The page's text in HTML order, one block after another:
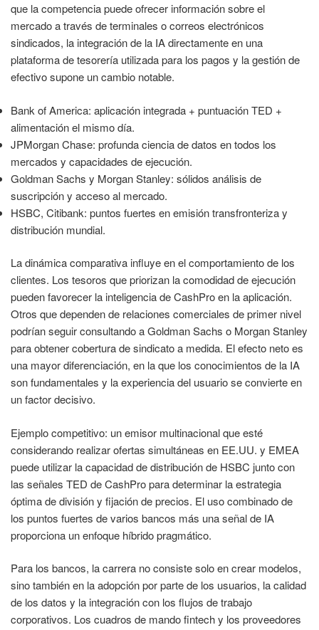
que la competencia puede ofrecer información sobre el
mercado a través de terminales o correos electrónicos
sindicados, la integración de la IA directamente en una
plataforma de tesorería utilizada para los pagos y la gestión de
efectivo supone un cambio notable.
Bank of America: aplicación integrada + puntuación TED +
alimentación el mismo día.
JPMorgan Chase: profunda ciencia de datos en todos los
mercados y capacidades de ejecución.
Goldman Sachs y Morgan Stanley: sólidos análisis de
suscripción y acceso al mercado.
HSBC, Citibank: puntos fuertes en emisión transfronteriza y
distribución mundial.
La dinámica comparativa influye en el comportamiento de los
clientes. Los tesoros que priorizan la comodidad de ejecución
pueden favorecer la inteligencia de CashPro en la aplicación.
Otros que dependen de relaciones comerciales de primer nivel
podrían seguir consultando a Goldman Sachs o Morgan Stanley
para obtener cobertura de sindicato a medida. El efecto neto es
una mayor diferenciación, en la que los conocimientos de la IA
son fundamentales y la experiencia del usuario se convierte en
un factor decisivo.
Ejemplo competitivo: un emisor multinacional que esté
considerando realizar ofertas simultáneas en EE.UU. y EMEA
puede utilizar la capacidad de distribución de HSBC junto con
las señales TED de CashPro para determinar la estrategia
óptima de división y fijación de precios. El uso combinado de
los puntos fuertes de varios bancos más una señal de IA
proporciona un enfoque híbrido pragmático.
Para los bancos, la carrera no consiste solo en crear modelos,
sino también en la adopción por parte de los usuarios, la calidad
de los datos y la integración con los flujos de trabajo
corporativos. Los cuadros de mando fintech y los proveedores